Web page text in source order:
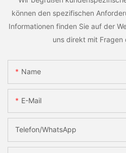
können den spezifischen
Informationen finden Sie auf der
uns direkt mit Fragen
Name
E-Mail
Telefon/WhatsApp